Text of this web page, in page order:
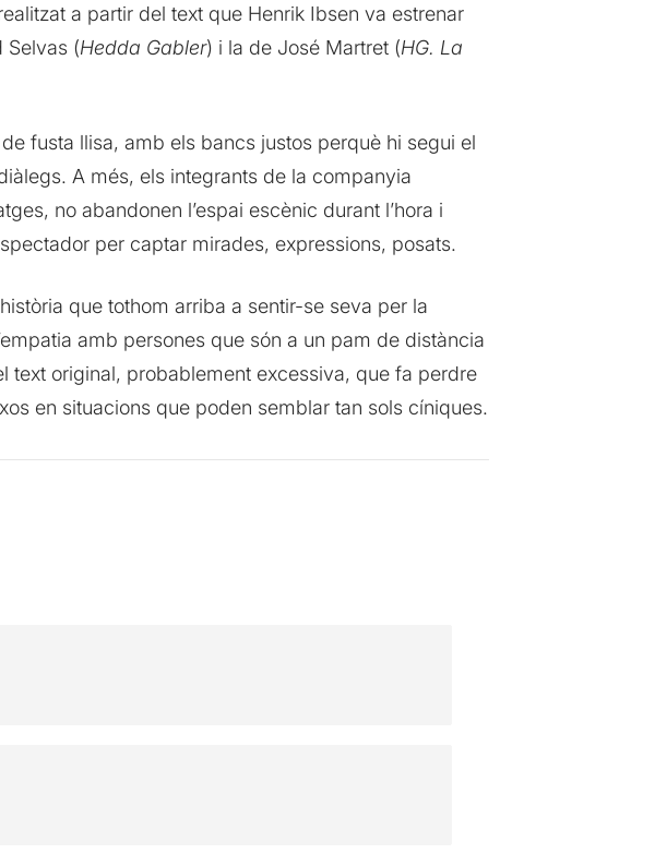
a partir del text que Henrik Ibsen va estrenar
Selvas (Hedda Gabler) i la de José Martret (HG. La
fusta llisa, amb els bancs justos perquè hi segui el
A més, els integrants de la companyia
no abandonen l’espai escènic durant l’hora i
per captar mirades, expressions, posats.
que tothom arriba a sentir-se seva per la
amb persones que són a un pam de distància
original, probablement excessiva, que fa perdre
en situacions que poden semblar tan sols cíniques.